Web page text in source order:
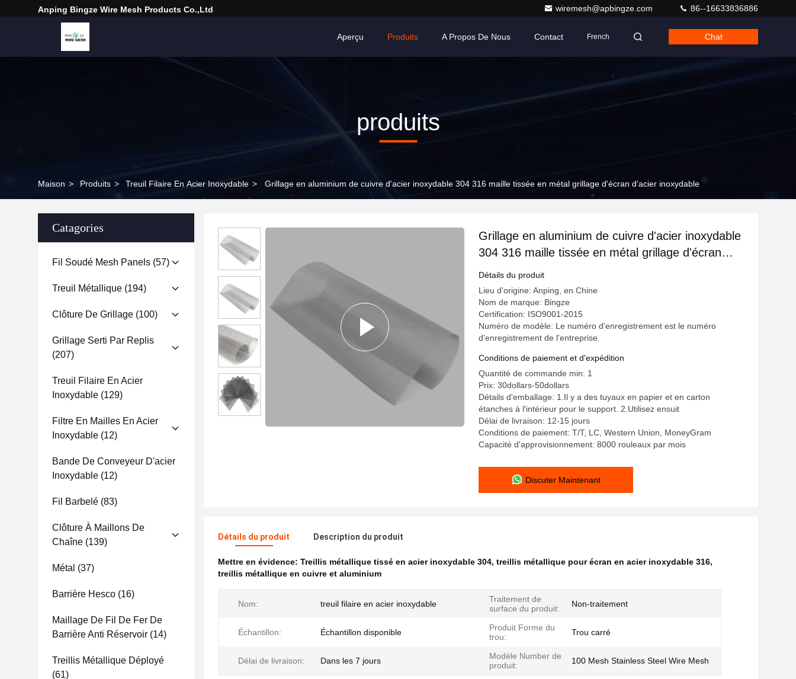
Anping Bingze Wire Mesh Products Co.,Ltd wiremesh@apbingze.com 86--16633836886
Aperçu Produits A Propos De Nous Contact French Chat
produits
Maison > Produits > Treuil Filaire En Acier Inoxydable > Grillage en aluminium de cuivre d'acier inoxydable 304 316 maille tissée en métal grillage d'écran d'acier inoxydable
Catagories
Fil Soudé Mesh Panels (57)
Treuil Métallique (194)
Clôture De Grillage (100)
Grillage Serti Par Replis
(207)
Treuil Filaire En Acier
Inoxydable (129)
Filtre En Mailles En Acier
Inoxydable (12)
Bande De Conveyeur D'acier
Inoxydable (12)
Fil Barbelé (83)
Clôture À Maillons De
Chaîne (139)
Métal (37)
Barrière Hesco (16)
Maillage De Fil De Fer De
Barrière Anti Réservoir (14)
Treillis Métallique Déployé
(61)
Grillage en aluminium de cuivre d'acier inoxydable
304 316 maille tissée en métal grillage d'écran
d'acier inoxydable
Détails du produit
Lieu d'origine: Anping, en Chine
Nom de marque: Bingze
Certification: ISO9001-2015
Numéro de modèle: Le numéro d'enregistrement est le numéro
d'enregistrement de l'entreprise.
Conditions de paiement et d'expédition
Quantité de commande min: 1
Prix: 30dollars-50dollars
Détails d'emballage: 1.Il y a des tuyaux en papier et en carton
étanches à l'intérieur pour le support. 2.Utilisez ensuit
Délai de livraison: 12-15 jours
Conditions de paiement: T/T, LC, Western Union, MoneyGram
Capacité d'approvisionnement: 8000 rouleaux par mois
Discuter Maintenant
Détails du produit Description du produit
Mettre en évidence: Treillis métallique tissé en acier inoxydable 304, treillis métallique pour écran en acier inoxydable 316,
treillis métallique en cuivre et aluminium
Nom: treuil filaire en acier inoxydable
Traitement de
surface du produit:
Non-traitement
Échantillon: Échantillon disponible
Produit Forme du
trou:
Trou carré
Délai de livraison: Dans les 7 jours
Modèle Number de
produit:
100 Mesh Stainless Steel Wire Mesh